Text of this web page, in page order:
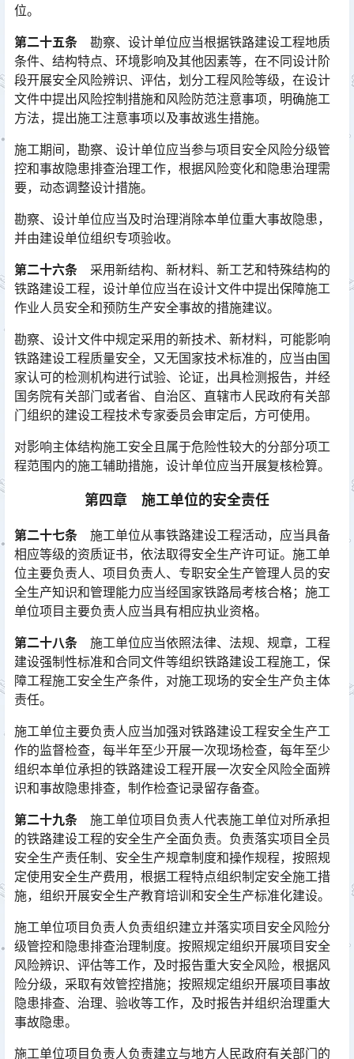
位。
第二十五条 勘察、设计单位应当根据铁路建设工程地质
条件、结构特点、环境影响及其他因素等，在不同设计阶
段开展安全风险辨识、评估，划分工程风险等级，在设计
文件中提出风险控制措施和风险防范注意事项，明确施工
方法，提出施工注意事项以及事故逃生措施。󠅅󠅃󠄵󠅂󠄪󠇖󠆨󠆨󠇕󠆞󠆒󠅬󠇘󠆭󠆘󠇙󠆝󠅵󠇗󠆭󠆁󠄐󠇗󠅹󠅸󠇖󠆍󠅳󠇖󠅹󠅰󠇖󠆌󠅹
施工期间，勘察、设计单位应当参与项目安全风险分级管
控和事故隐患排查治理工作，根据风险变化和隐患治理需
要，动态调整设计措施。
勘察、设计单位应当及时治理消除本单位重大事故隐患，
并由建设单位组织专项验收。
第二十六条 采用新结构、新材料、新工艺和特殊结构的
铁路建设工程，设计单位应当在设计文件中提出保障施工
作业人员安全和预防生产安全事故的措施建议。
勘察、设计文件中规定采用的新技术、新材料，可能影响
铁路建设工程质量安全，又无国家技术标准的，应当由国
家认可的检测机构进行试验、论证，出具检测报告，并经
国务院有关部门或者省、自治区、直辖市人民政府有关部
门组织的建设工程技术专家委员会审定后，方可使用。󠅅󠅃󠄵󠅂󠄪󠇖󠆨󠆨󠇕󠆞󠆒󠅬󠇘󠆭󠆘󠇙󠆝󠅵󠇗󠆭󠆁󠄐󠇗󠅹󠅸󠇖󠆍󠅳󠇖󠅹󠅰󠇖󠆌󠅹
对影响主体结构施工安全且属于危险性较大的分部分项工
程范围内的施工辅助措施，设计单位应当开展复核检算。
第四章 施工单位的安全责任
第二十七条 施工单位从事铁路建设工程活动，应当具备
相应等级的资质证书，依法取得安全生产许可证。施工单
位主要负责人、项目负责人、专职安全生产管理人员的安
全生产知识和管理能力应当经国家铁路局考核合格；施工
单位项目主要负责人应当具有相应执业资格。󠅅󠅃󠄵󠅂󠄪󠇖󠆨󠆨󠇕󠆞󠆒󠅬󠇘󠆭󠆘󠇙󠆝󠅵󠇗󠆭󠆁󠄐󠇗󠅹󠅸󠇖󠆍󠅳󠇖󠅹󠅰󠇖󠆌󠅹
第二十八条 施工单位应当依照法律、法规、规章，工程
建设强制性标准和合同文件等组织铁路建设工程施工，保
障工程施工安全生产条件，对施工现场的安全生产负主体
责任。
施工单位主要负责人应当加强对铁路建设工程安全生产工
作的监督检查，每半年至少开展一次现场检查，每年至少
组织本单位承担的铁路建设工程开展一次安全风险全面辨
识和事故隐患排查，制作检查记录留存备查。󠅅󠅃󠄵󠅂󠄪󠇖󠆨󠆨󠇕󠆞󠆒󠅬󠇘󠆭󠆘󠇙󠆝󠅵󠇗󠆭󠆁󠄐󠇗󠅹󠅸󠇖󠆍󠅳󠇖󠅹󠅰󠇖󠆌󠅹
第二十九条 施工单位项目负责人代表施工单位对所承担
的铁路建设工程的安全生产全面负责。负责落实项目全员
安全生产责任制、安全生产规章制度和操作规程，按照规
定使用安全生产费用，根据工程特点组织制定安全施工措
施，组织开展安全生产教育培训和安全生产标准化建设。󠅅󠅃󠄵󠅂󠄪󠇖󠆨󠆨󠇕󠆞󠆒󠅬󠇘󠆭󠆘󠇙󠆝󠅵󠇗󠆭󠆁󠄐󠇗󠅹󠅸󠇖󠆍󠅳󠇖󠅹󠅰󠇖󠆌󠅹
施工单位项目负责人负责组织建立并落实项目安全风险分
级管控和隐患排查治理制度。按照规定组织开展项目安全
风险辨识、评估等工作，及时报告重大安全风险，根据风
险分级，采取有效管控措施；按照规定组织开展项目事故
隐患排查、治理、验收等工作，及时报告并组织治理重大
事故隐患。󠅅󠅃󠄵󠅂󠄪󠇖󠆨󠆨󠇕󠆞󠆒󠅬󠇘󠆭󠆘󠇙󠆝󠅵󠇗󠆭󠆁󠄐󠇗󠅹󠅸󠇖󠆍󠅳󠇖󠅹󠅰󠇖󠆌󠅹
施工单位项目负责人负责建立与地方人民政府有关部门的